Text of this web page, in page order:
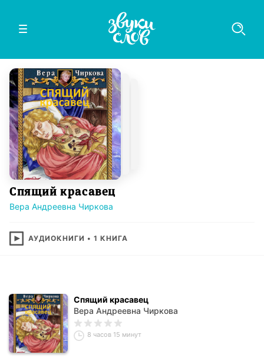
Спящий красавец
Вера Андреевна Чиркова
АУДИОКНИГИ • 1 КНИГА
Спящий красавец
Вера Андреевна Чиркова
8 часов 15 минут